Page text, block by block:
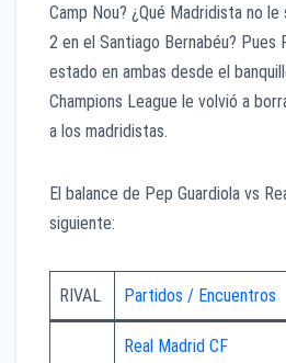
Camp Nou? ¿Qué Madridista no
2 en el Santiago Bernabéu? Pues
estado en ambas desde el
Champions League le volvió a
a los madridistas.
El balance de Pep Guardiola vs
siguiente:
RIVAL Partidos / Encuentros
Real Madrid CF